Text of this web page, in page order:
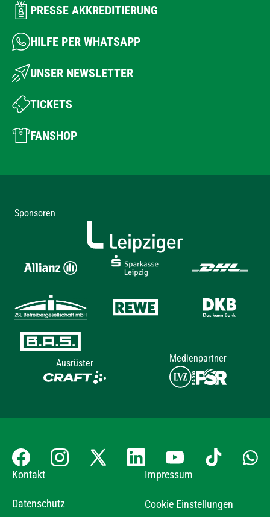
PRESSE AKKREDITIERUNG
HILFE PER WHATSAPP
UNSER NEWSLETTER
TICKETS
FANSHOP
Sponsoren
Ausrüster Medienpartner
Kontakt Impressum
Datenschutz Cookie Einstellungen